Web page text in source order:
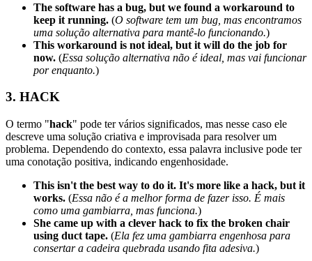
The software has a bug, but we found a workaround to
keep it running. (O software tem um bug, mas encontramos
uma solução alternativa para mantê-lo funcionando.)
This workaround is not ideal, but it will do the job for
now. (Essa solução alternativa não é ideal, mas vai funcionar
por enquanto.)
3. HACK
O termo "hack" pode ter vários significados, mas nesse caso ele
descreve uma solução criativa e improvisada para resolver um
problema. Dependendo do contexto, essa palavra inclusive pode ter
uma conotação positiva, indicando engenhosidade.
This isn't the best way to do it. It's more like a hack, but it
works. (Essa não é a melhor forma de fazer isso. É mais
como uma gambiarra, mas funciona.)
She came up with a clever hack to fix the broken chair
using duct tape. (Ela fez uma gambiarra engenhosa para
consertar a cadeira quebrada usando fita adesiva.)